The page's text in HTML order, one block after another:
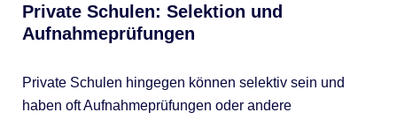
Private Schulen: Selektion und
Aufnahmeprüfungen
Private Schulen hingegen können selektiv sein und
haben oft Aufnahmeprüfungen oder andere